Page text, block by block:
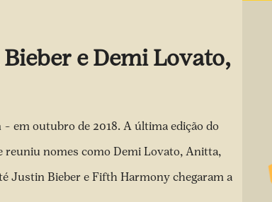
e Demi Lovato,
em outubro de 2018. A última edição do
reuniu nomes como Demi Lovato, Anitta,
Justin Bieber e Fifth Harmony chegaram a